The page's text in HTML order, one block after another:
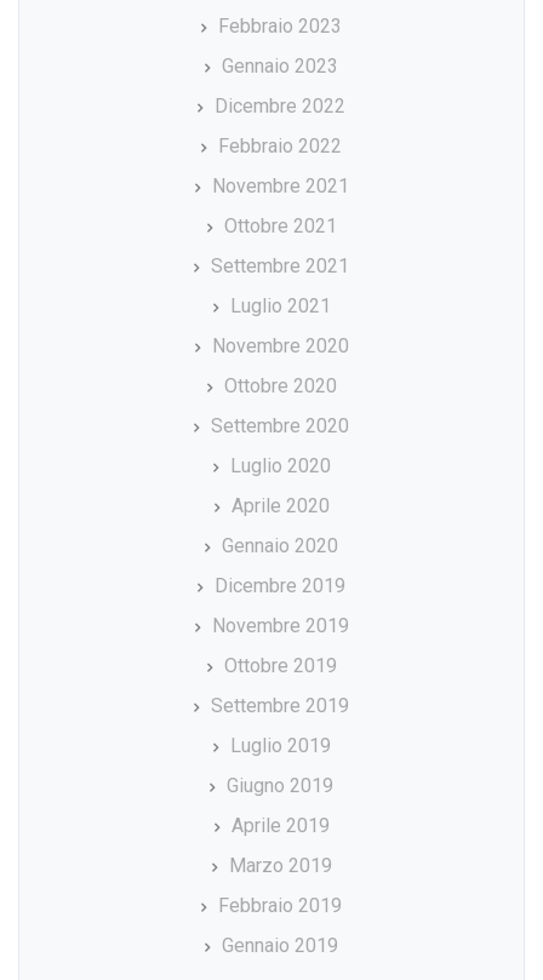
Febbraio 2023
Gennaio 2023
Dicembre 2022
Febbraio 2022
Novembre 2021
Ottobre 2021
Settembre 2021
Luglio 2021
Novembre 2020
Ottobre 2020
Settembre 2020
Luglio 2020
Aprile 2020
Gennaio 2020
Dicembre 2019
Novembre 2019
Ottobre 2019
Settembre 2019
Luglio 2019
Giugno 2019
Aprile 2019
Marzo 2019
Febbraio 2019
Gennaio 2019